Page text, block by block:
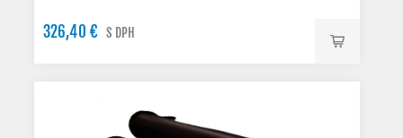
326,40 € S DPH